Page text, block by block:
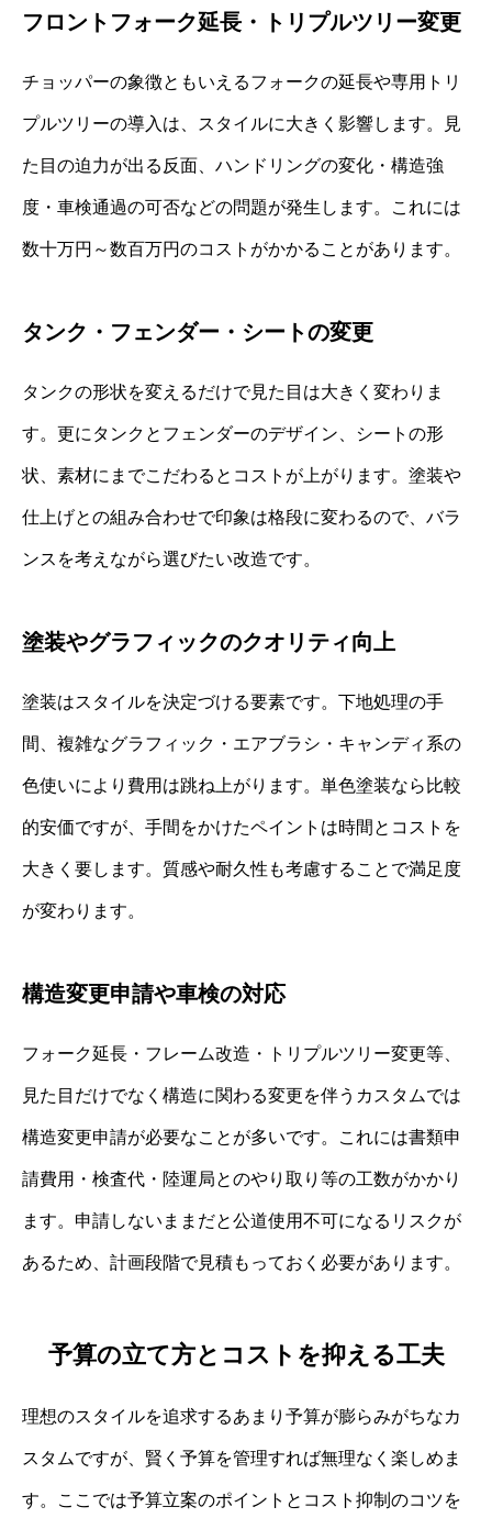
フロントフォーク延長・トリプルツリー変更
チョッパーの象徴ともいえるフォークの延長や専用トリ
プルツリーの導入は、スタイルに大きく影響します。見
た目の迫力が出る反面、ハンドリングの変化・構造強
度・車検通過の可否などの問題が発生します。これには
数十万円～数百万円のコストがかかることがあります。
タンク・フェンダー・シートの変更
タンクの形状を変えるだけで見た目は大きく変わりま
す。更にタンクとフェンダーのデザイン、シートの形
状、素材にまでこだわるとコストが上がります。塗装や
仕上げとの組み合わせで印象は格段に変わるので、バラ
ンスを考えながら選びたい改造です。
塗装やグラフィックのクオリティ向上
塗装はスタイルを決定づける要素です。下地処理の手
間、複雑なグラフィック・エアブラシ・キャンディ系の
色使いにより費用は跳ね上がります。単色塗装なら比較
的安価ですが、手間をかけたペイントは時間とコストを
大きく要します。質感や耐久性も考慮することで満足度
が変わります。
構造変更申請や車検の対応
フォーク延長・フレーム改造・トリプルツリー変更等、
見た目だけでなく構造に関わる変更を伴うカスタムでは
構造変更申請が必要なことが多いです。これには書類申
請費用・検査代・陸運局とのやり取り等の工数がかかり
ます。申請しないままだと公道使用不可になるリスクが
あるため、計画段階で見積もっておく必要があります。
予算の立て方とコストを抑える工夫
理想のスタイルを追求するあまり予算が膨らみがちなカ
スタムですが、賢く予算を管理すれば無理なく楽しめま
す。ここでは予算立案のポイントとコスト抑制のコツを